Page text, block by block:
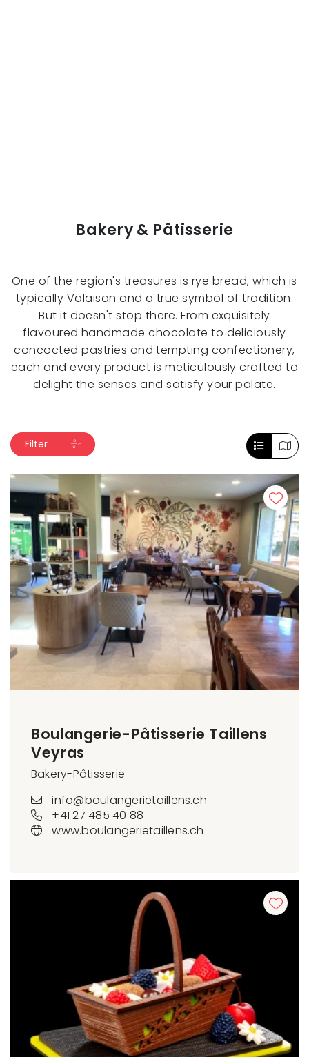
Bakery & Pâtisserie
One of the region's treasures is rye bread, which is
typically Valaisan and a true symbol of tradition.
But it doesn't stop there. From exquisitely
flavoured handmade chocolate to deliciously
concocted pastries and tempting confectionery,
each and every product is meticulously crafted to
delight the senses and satisfy your palate.
Filter
Boulangerie-Pâtisserie Taillens
Veyras
Bakery-Pâtisserie
info@boulangerietaillens.ch
+41 27 485 40 88
www.boulangerietaillens.ch